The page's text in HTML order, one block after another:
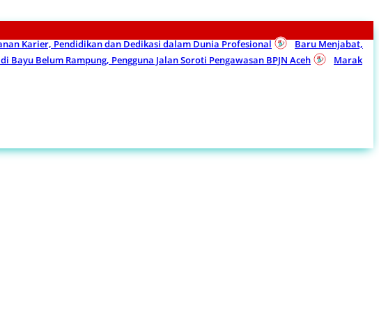
Karier, Pendidikan dan Dedikasi dalam Dunia Profesional
Baru Menjabat,
Bayu Belum Rampung, Pengguna Jalan Soroti Pengawasan BPJN Aceh
Marak